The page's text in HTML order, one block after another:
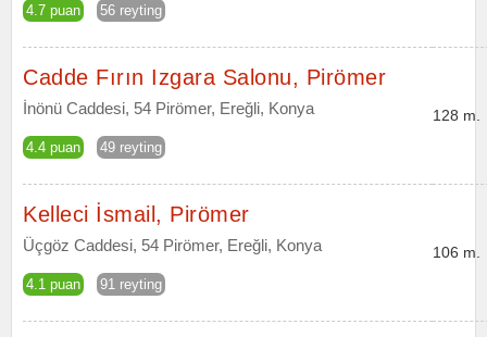
4.7 puan 56 reyting
Cadde Fırın Izgara Salonu, Pirömer
İnönü Caddesi, 54 Pirömer, Ereğli, Konya
4.4 puan 49 reyting
128 m.
Kelleci İsmail, Pirömer
Üçgöz Caddesi, 54 Pirömer, Ereğli, Konya
4.1 puan 91 reyting
106 m.